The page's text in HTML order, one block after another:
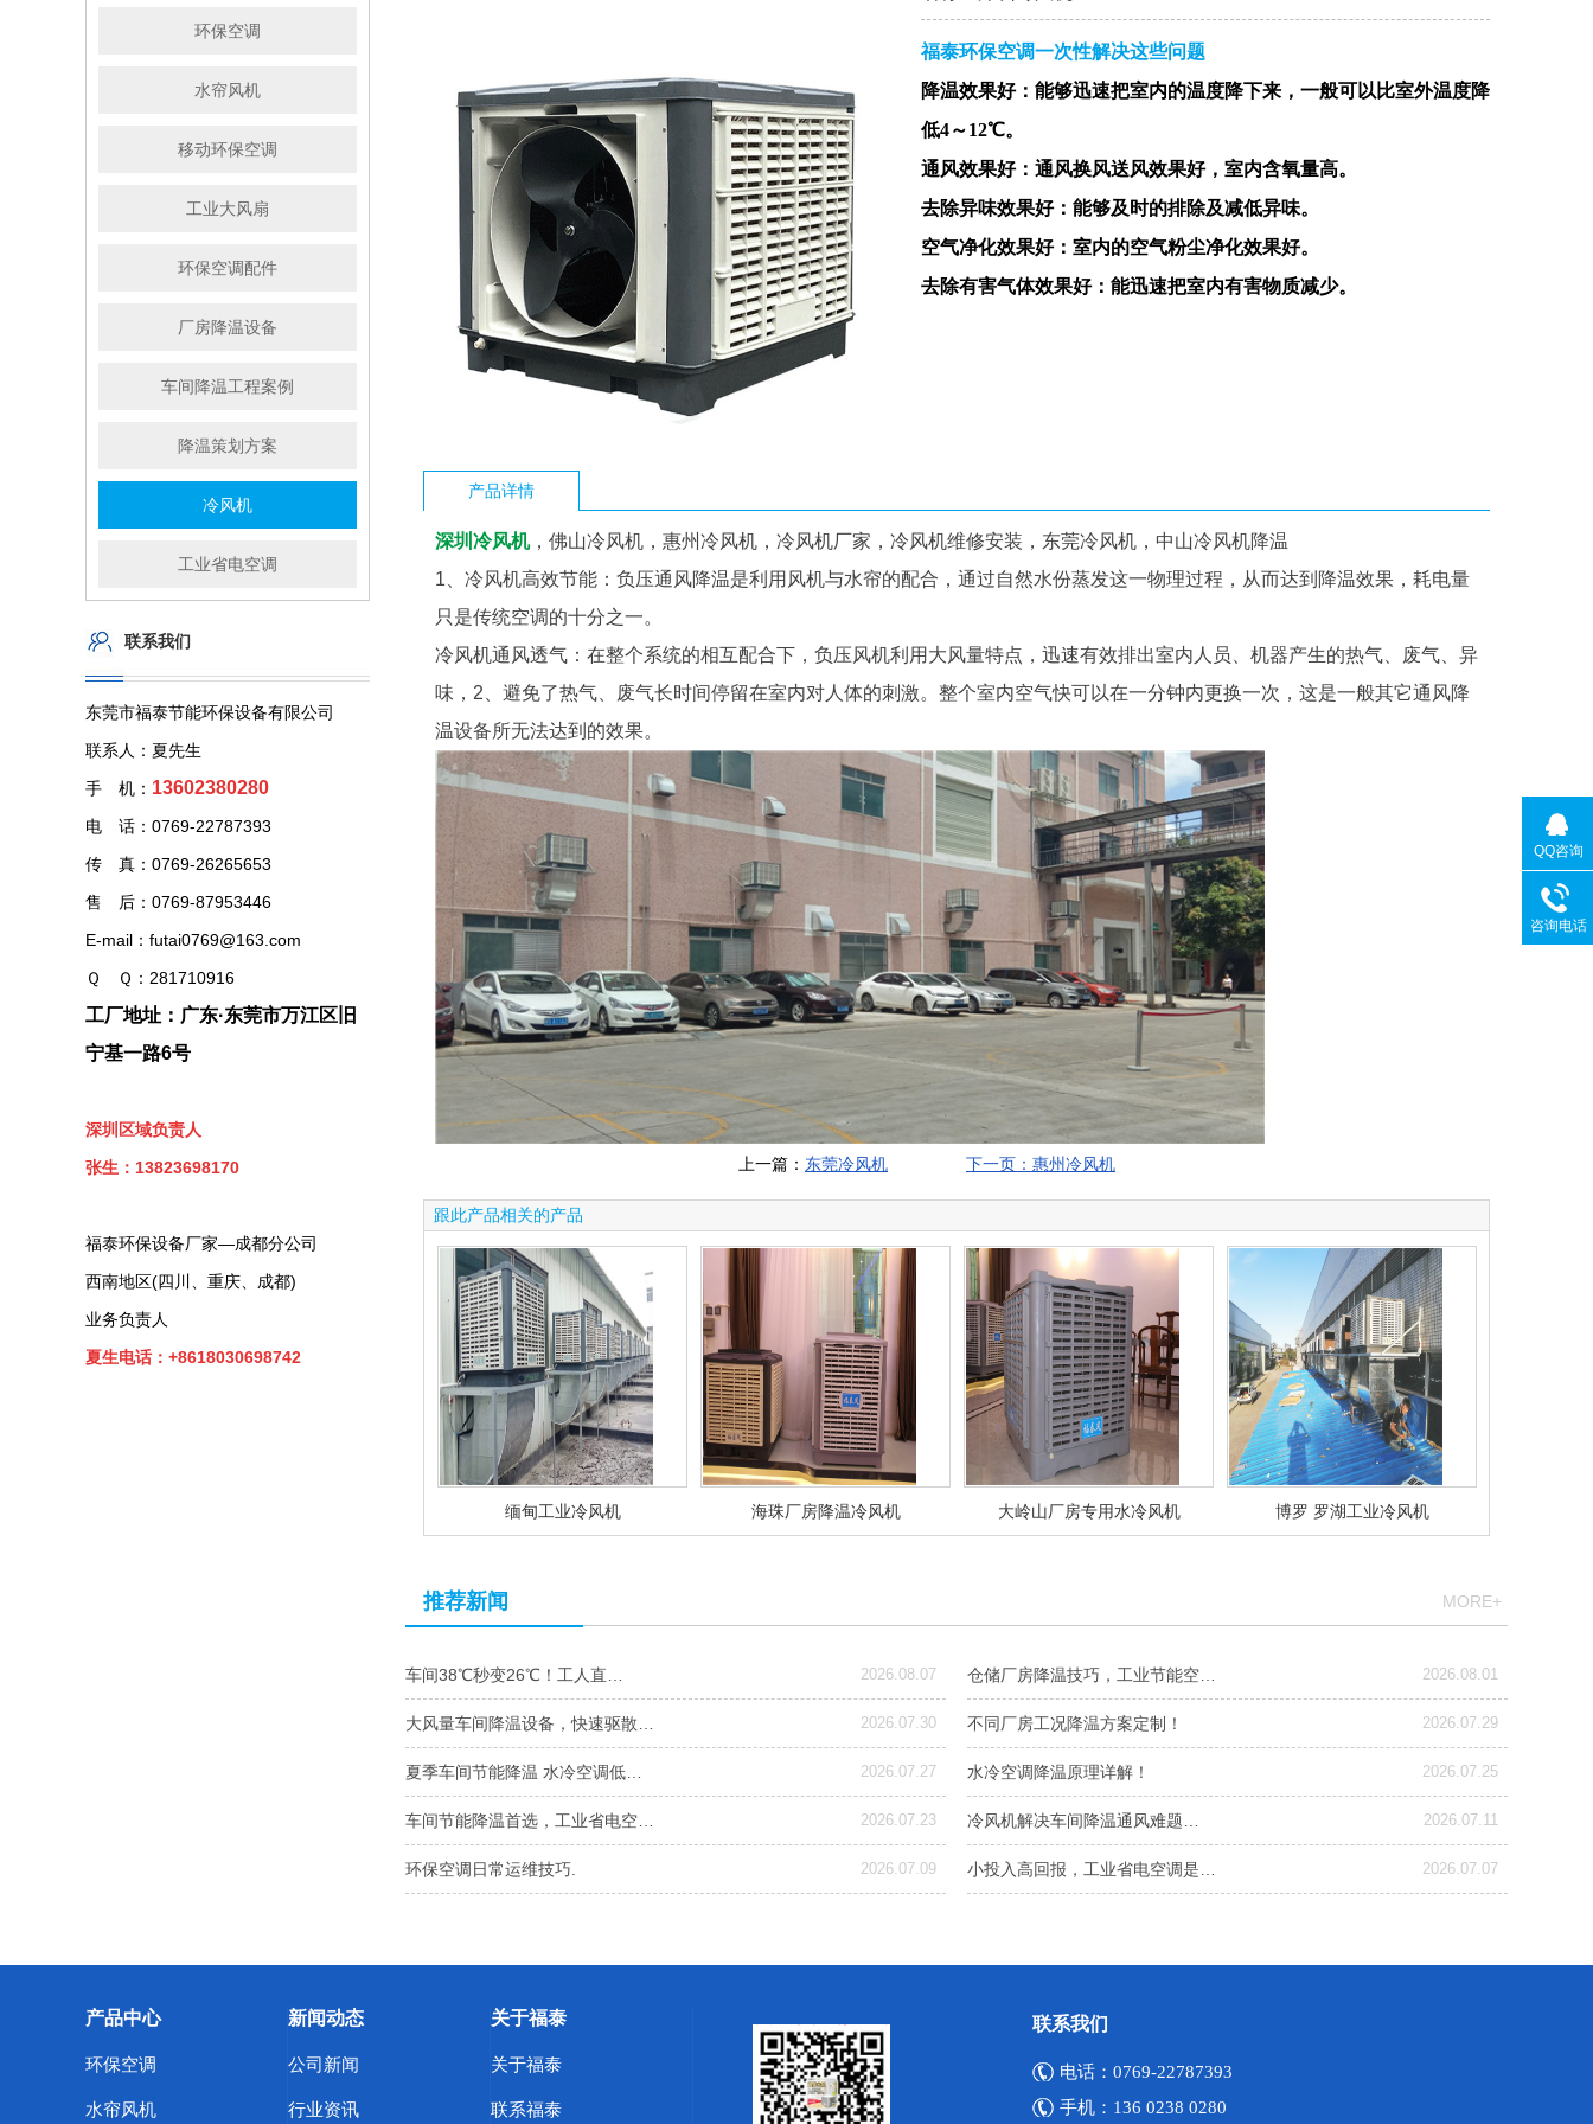
环保空调
水帘风机
移动环保空调
工业大风扇
环保空调配件
厂房降温设备
车间降温工程案例
降温策划方案
冷风机
工业省电空调
联系我们
东莞市福泰节能环保设备有限公司
联系人：夏先生
手 机： 13602380280
电 话：0769-22787393
传 真：0769-26265653
售 后：0769-87953446
E-mail：futai0769@163.com
Ｑ Ｑ：281710916
工厂地址：广东·东莞市万江区旧
宁基一路6号
深圳区域负责人
张生：13823698170
福泰环保设备厂家—成都分公司
西南地区(四川、重庆、成都)
业务负责人
夏生电话：+8618030698742
福泰环保空调一次性解决这些问题
降温效果好： 能够迅速把室内的温度降下来，一般可以比室外温度降
低4～12℃。
通风效果好： 通风换风送风效果好，室内含氧量高。
去除异味效果好： 能够及时的排除及减低异味。
空气净化效果好： 室内的空气粉尘净化效果好。
去除有害气体效果好： 能迅速把室内有害物质减少。
产品详情
深圳冷风机，佛山冷风机 ，惠州冷风机，冷风机厂家，冷风机维修安装，东莞冷风机，中山冷风机降温
1、冷风机高效节能：负压通风降温是利用风机与水帘的配合，通过自然水份蒸发这一物理过程，从而达到降温效果，耗电量
只是传统空调的十分之一。
冷风机通风透气：在整个系统的相互配合下，负压风机利用大风量特点，迅速有效排出室内人员、机器产生的热气、废气、异
味，2、避免了热气、废气长时间停留在室内对人体的刺激。整个室内空气快可以在一分钟内更换一次，这是一般其它通风降
温设备所无法达到的效果。
上一篇： 东莞冷风机 下一页：惠州冷风机
跟此产品相关的产品
缅甸工业冷风机 海珠厂房降温冷风机 大岭山厂房专用水冷风机 博罗 罗湖工业冷风机
推荐新闻 MORE+
车间38℃秒变26℃！工人直… 2026.08.07 仓储厂房降温技巧，工业节能空… 2026.08.01
大风量车间降温设备，快速驱散… 2026.07.30 不同厂房工况降温方案定制！ 2026.07.29
夏季车间节能降温 水冷空调低… 2026.07.27 水冷空调降温原理详解！ 2026.07.25
车间节能降温首选，工业省电空… 2026.07.23 冷风机解决车间降温通风难题… 2026.07.11
环保空调日常运维技巧. 2026.07.09 小投入高回报，工业省电空调是… 2026.07.07
产品中心
环保空调
水帘风机
新闻动态
公司新闻
行业资讯
关于福泰
关于福泰
联系福泰
联系我们
电话：0769-22787393
手机：136 0238 0280
QQ咨询
咨询电话